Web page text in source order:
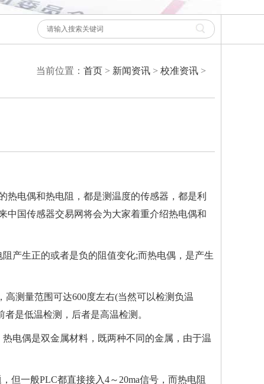
当前位置： 首页 > 新闻资讯 > 校准资讯 >
电偶和热电阻，都是测温度的传感器，都是利
中国传感器交易网将会为大家着重介绍热电偶和
阻产生正的或者是负的阻值变化;而热电偶，是产生
测量范围可达600度左右(当然可以检测负温
是低温检测，后者是高温检测。
电偶是双金属材料，既两种不同的金属，由于温
但一般PLC都直接接入4～20ma信号，而热电阻